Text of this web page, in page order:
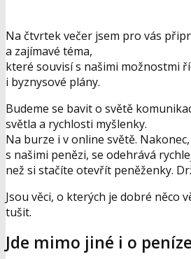
Na čtvrtek večer jsem pro vás
a zajímavé téma,
které souvisí s našimi možnostmi
i byznysové plány.
Budeme se bavit o světě
světla a rychlosti myšlenky.
Na burze i v online světě.
s našimi penězi, se odehrává
než si stačíte otevřít peněženky.
Jsou věci, o kterých je dobré něco
tušit.
Jde mimo jiné i o